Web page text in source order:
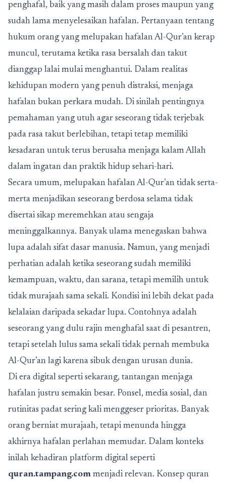
penghafal, baik yang masih dalam proses maupun yang
sudah lama menyelesaikan hafalan. Pertanyaan tentang
hukum orang yang melupakan hafalan Al-Qur’an kerap
muncul, terutama ketika rasa bersalah dan takut
dianggap lalai mulai menghantui. Dalam realitas
kehidupan modern yang penuh distraksi, menjaga
hafalan bukan perkara mudah. Di sinilah pentingnya
pemahaman yang utuh agar seseorang tidak terjebak
pada rasa takut berlebihan, tetapi tetap memiliki
kesadaran untuk terus berusaha menjaga kalam Allah
dalam ingatan dan praktik hidup sehari-hari.
Secara umum, melupakan hafalan Al-Qur’an tidak serta-
merta menjadikan seseorang berdosa selama tidak
disertai sikap meremehkan atau sengaja
meninggalkannya. Banyak ulama menegaskan bahwa
lupa adalah sifat dasar manusia. Namun, yang menjadi
perhatian adalah ketika seseorang sudah memiliki
kemampuan, waktu, dan sarana, tetapi memilih untuk
tidak murajaah sama sekali. Kondisi ini lebih dekat pada
kelalaian daripada sekadar lupa. Contohnya adalah
seseorang yang dulu rajin menghafal saat di pesantren,
tetapi setelah lulus sama sekali tidak pernah membuka
Al-Qur’an lagi karena sibuk dengan urusan dunia.
Di era digital seperti sekarang, tantangan menjaga
hafalan justru semakin besar. Ponsel, media sosial, dan
rutinitas padat sering kali menggeser prioritas. Banyak
orang berniat murajaah, tetapi menunda hingga
akhirnya hafalan perlahan memudar. Dalam konteks
inilah kehadiran platform digital seperti
quran.tampang.com menjadi relevan. Konsep quran